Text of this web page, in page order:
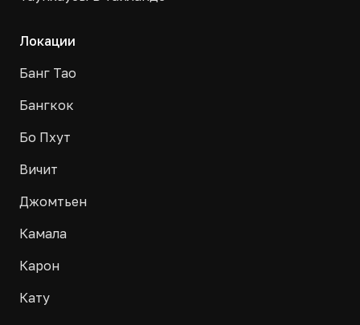
Локации
Банг Тао
Бангкок
Бо Пхут
Вичит
Джомтьен
Камала
Карон
Кату